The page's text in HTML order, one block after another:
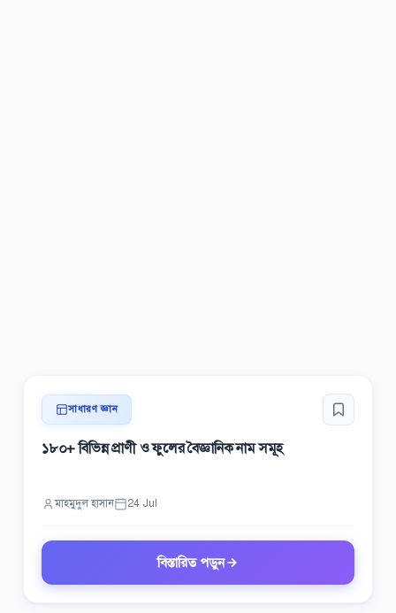
সাধারণ জ্ঞান
১৮০+ বিভিন্ন প্রাণী ও ফুলের বৈজ্ঞানিক নাম সমূহ
মাহমুদুল হাসান 24 Jul
বিস্তারিত পড়ুন